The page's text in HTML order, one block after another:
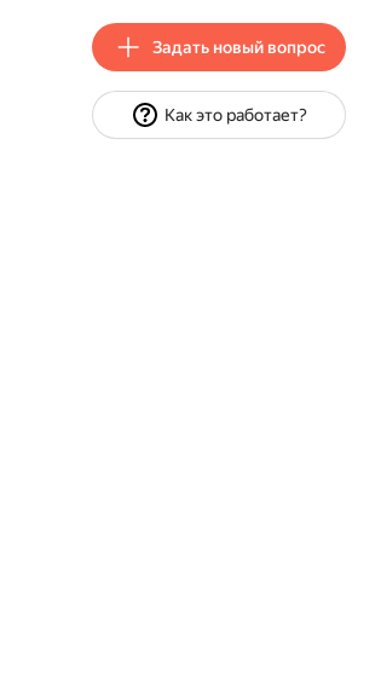
Задать новый вопрос
Как это работает?